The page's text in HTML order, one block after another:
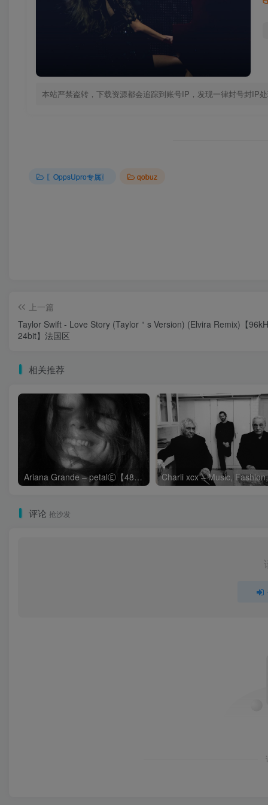
本站严禁盗转，下载资源都会追踪到账号IP，发现一律封号封IP
〖OppsUpro专属〗 qobuz
上一篇
Taylor Swift - Love Story (Taylor＇s Version) (Elvira Remix)【
24bit】法国区
相关推荐
Ariana Grande – petalⒺ【48kHz／24bit】英国区
评论 抢沙发